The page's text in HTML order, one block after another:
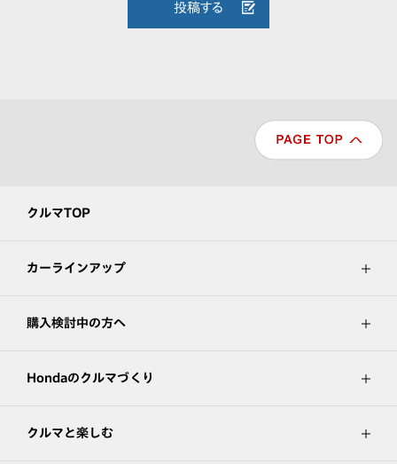
投稿する
クルマTOP
カーラインアップ
購入検討中の方へ
Hondaのクルマづくり
クルマと楽しむ